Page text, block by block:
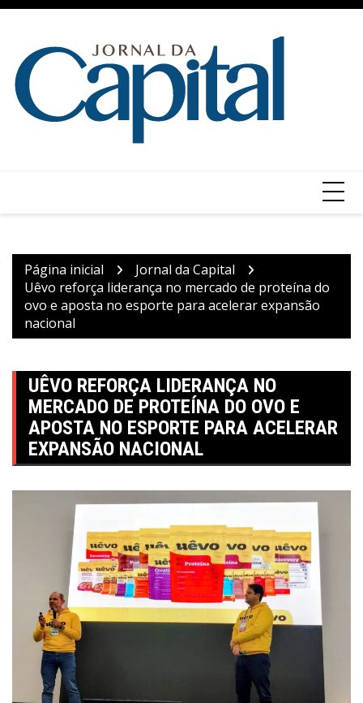
Ir
conteúdo
Página inicial
Jornal da Capital
Uêvo reforça liderança no mercado de proteína do
ovo e aposta no esporte para acelerar expansão
nacional
UÊVO REFORÇA LIDERANÇA NO
MERCADO DE PROTEÍNA DO OVO E
APOSTA NO ESPORTE PARA ACELERAR
EXPANSÃO NACIONAL